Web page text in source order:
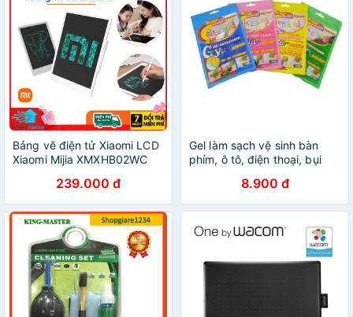
Bảng vẽ điện tử Xiaomi LCD
Xiaomi Mijia XMXHB02WC
239.000 đ
Gel làm sạch vệ sinh bàn
phím, ô tô, điện thoại, bụi
8.900 đ